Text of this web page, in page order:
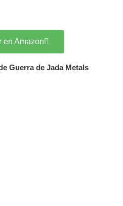
en Amazon
Guerra de Jada Metals